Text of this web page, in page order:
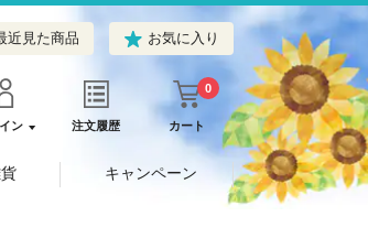
近見た商品 お気に入り
ン 注文履歴 カート
0
キャンペーン